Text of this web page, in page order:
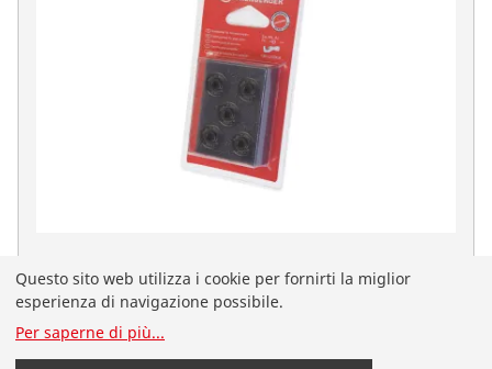
No. 070017D
Sei atterrato sul sito ROTHENBERGER in italiano per la
Questo sito web utilizza i cookie per fornirti la miglior
esperienza di navigazione possibile.
Per saperne di più...